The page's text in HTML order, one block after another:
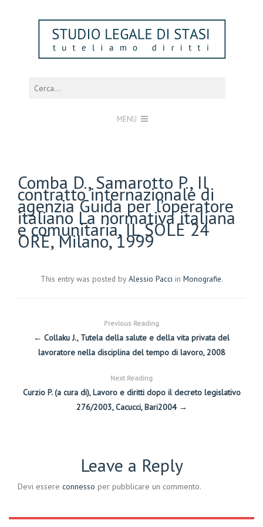
MENU
Comba D., Samarotto P., Il
contratto internazionale di
agenzia Guida per l’operatore
italiano La normativa italiana
e comunitaria, IL SOLE 24
ORE, Milano, 1999
This entry was posted by Alessio Pacci in Monografie.
Previous Reading
← Collaku J., Tutela della salute e della vita privata del
lavoratore nella disciplina del tempo di lavoro, 2008
Next Reading
Curzio P. (a cura di), Lavoro e diritti dopo il decreto legislativo
276/2003, Cacucci, Bari2004 →
Leave a Reply
Devi essere connesso per pubblicare un commento.